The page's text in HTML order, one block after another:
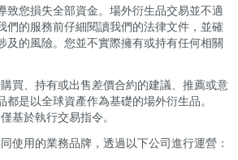
致您損失全部資金。場外衍生品交易並不適
們的服務前仔細閱讀我們的法律文件，並確
及的風險。您並不實際擁有或持有任何相關
買、持有或出售差價合約的建議、推薦或意
都是以全球資產作為基礎的場外衍生品。
基於執行交易指令。
使用的業務品牌，透過以下公司進行運營：